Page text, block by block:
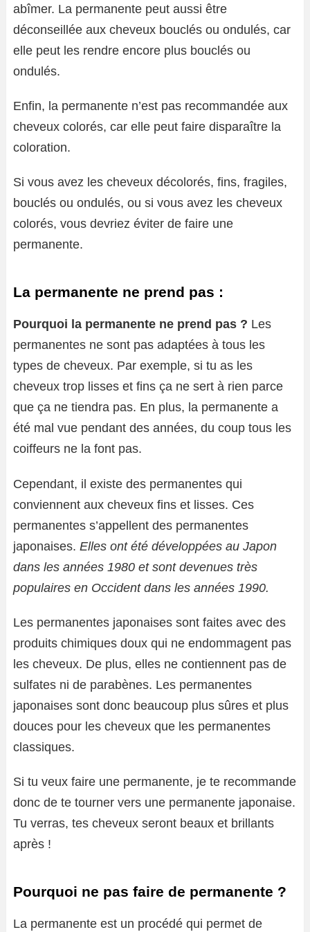
abîmer. La permanente peut aussi être
déconseillée aux cheveux bouclés ou ondulés, car
elle peut les rendre encore plus bouclés ou
ondulés.
Enfin, la permanente n’est pas recommandée aux
cheveux colorés, car elle peut faire disparaître la
coloration.
Si vous avez les cheveux décolorés, fins, fragiles,
bouclés ou ondulés, ou si vous avez les cheveux
colorés, vous devriez éviter de faire une
permanente.
La permanente ne prend pas :
Pourquoi la permanente ne prend pas ? Les
permanentes ne sont pas adaptées à tous les
types de cheveux. Par exemple, si tu as les
cheveux trop lisses et fins ça ne sert à rien parce
que ça ne tiendra pas. En plus, la permanente a
été mal vue pendant des années, du coup tous les
coiffeurs ne la font pas.
Cependant, il existe des permanentes qui
conviennent aux cheveux fins et lisses. Ces
permanentes s’appellent des permanentes
japonaises. Elles ont été développées au Japon
dans les années 1980 et sont devenues très
populaires en Occident dans les années 1990.
Les permanentes japonaises sont faites avec des
produits chimiques doux qui ne endommagent pas
les cheveux. De plus, elles ne contiennent pas de
sulfates ni de parabènes. Les permanentes
japonaises sont donc beaucoup plus sûres et plus
douces pour les cheveux que les permanentes
classiques.
Si tu veux faire une permanente, je te recommande
donc de te tourner vers une permanente japonaise.
Tu verras, tes cheveux seront beaux et brillants
après !
Pourquoi ne pas faire de permanente ?
La permanente est un procédé qui permet de